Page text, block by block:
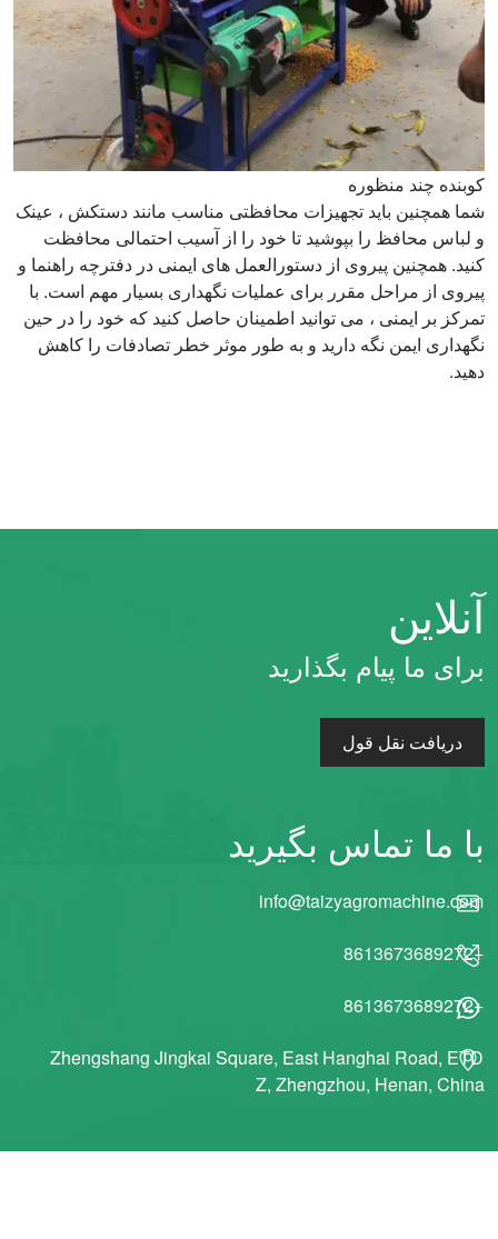
کوبنده چند منظوره
شما همچنین باید تجهیزات محافظتی مناسب مانند دستکش ، عینک
و لباس محافظ را بپوشید تا خود را از آسیب احتمالی محافظت
کنید. همچنین پیروی از دستورالعمل های ایمنی در دفترچه راهنما و
پیروی از مراحل مقرر برای عملیات نگهداری بسیار مهم است. با
تمرکز بر ایمنی ، می توانید اطمینان حاصل کنید که خود را در حین
نگهداری ایمن نگه دارید و به طور موثر خطر تصادفات را کاهش
دهید.
آنلاین
برای ما پیام بگذارید
دریافت نقل قول
با ما تماس بگیرید
+8613673689272
+8613673689272
Zhengshang Jingkai Square, East Hanghai Road, ETD
Z, Zhengzhou, Henan, China